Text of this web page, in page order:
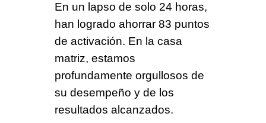
En un lapso de solo 24 horas,
han logrado ahorrar 83 puntos
de activación. En la casa
matriz, estamos
profundamente orgullosos de
su desempeño y de los
resultados alcanzados.